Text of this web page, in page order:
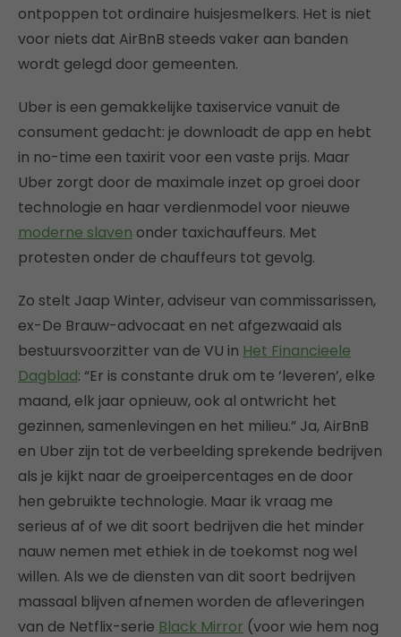
ontpoppen tot ordinaire huisjesmelkers. Het is niet
voor niets dat AirBnB steeds vaker aan banden
wordt gelegd door gemeenten.
Uber is een gemakkelijke taxiservice vanuit de
consument gedacht: je downloadt de app en hebt
in no-time een taxirit voor een vaste prijs. Maar
Uber zorgt door de maximale inzet op groei door
technologie en haar verdienmodel voor nieuwe
moderne slaven onder taxichauffeurs. Met
protesten onder de chauffeurs tot gevolg.
Zo stelt Jaap Winter, adviseur van commissarissen,
ex-De Brauw-advocaat en net afgezwaaid als
bestuursvoorzitter van de VU in Het Financieele
Dagblad: “Er is constante druk om te ‘leveren’, elke
maand, elk jaar opnieuw, ook al ontwricht het
gezinnen, samenlevingen en het milieu.” Ja, AirBnB
en Uber zijn tot de verbeelding sprekende bedrijven
als je kijkt naar de groeipercentages en de door
hen gebruikte technologie. Maar ik vraag me
serieus af of we dit soort bedrijven die het minder
nauw nemen met ethiek in de toekomst nog wel
willen. Als we de diensten van dit soort bedrijven
massaal blijven afnemen worden de afleveringen
van de Netflix-serie Black Mirror (voor wie hem nog